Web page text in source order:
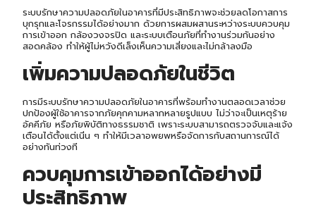
ระบบรักษาความปลอดภัยในอาคารที่มีประสิทธิภาพจะช่วยลดโอกาสการ
บุกรุกและโจรกรรมได้อย่างมาก ด้วยการผสมผสานระหว่างระบบควบคุม
การเข้าออก กล้องวงจรปิด และระบบเตือนภัยที่ทำงานร่วมกันอย่าง
สอดคล้อง ทำให้ผู้ไม่หวังดีเล็งเห็นความเสี่ยงและไม่กล้าลงมือ
เพิ่มความปลอดภัยในชีวิต
การมีระบบรักษาความปลอดภัยในอาคารที่พร้อมทำงานตลอดเวลาช่วย
ปกป้องผู้ใช้อาคารจากภัยคุกคามหลากหลายรูปแบบ ไม่ว่าจะเป็นเหตุร้าย
อัคคีภัย หรือภัยพิบัติทางธรรมชาติ เพราะระบบสามารถตรวจจับและแจ้ง
เตือนได้ตั้งแต่เนิ่น ๆ ทำให้มีเวลาอพยพหรือจัดการกับสถานการณ์ได้
อย่างทันท่วงที
ควบคุมการเข้าออกได้อย่างมี
ประสิทธิภาพ